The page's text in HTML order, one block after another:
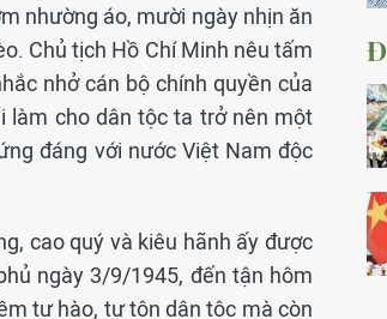
nhường áo, mười ngày nhịn ăn
Chủ tịch Hồ Chí Minh nêu tấm
nhở cán bộ chính quyền của
làm cho dân tộc ta trở nên một
đáng với nước Việt Nam độc
cao quý và kiêu hãnh ấy được
ngày 3/9/1945, đến tận hôm
tự hào, tự tôn dân tộc mà còn